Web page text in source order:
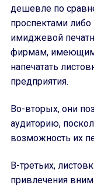
дешевле по
проспектами
имиджевой
фирмам,
напечатать
предприятия.
Во-вторых, они
аудиторию,
возможность их
В-третьих,
привлечения